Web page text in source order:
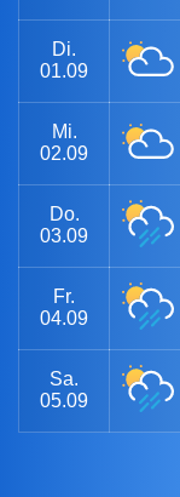
Di.
01.09
Mi.
02.09
Do.
03.09
Fr.
04.09
Sa.
05.09